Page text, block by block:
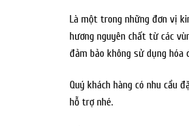
Là một trong những đơn vị
hương nguyên chất từ các
đảm bảo không sử dụng hóa
Quý khách hàng có nhu cầu
hỗ trợ nhé.